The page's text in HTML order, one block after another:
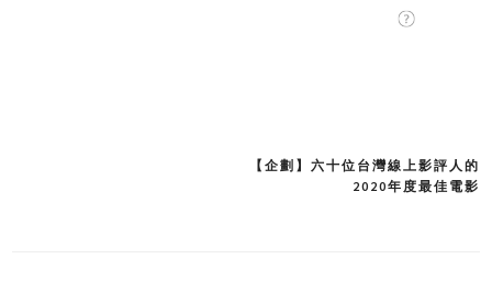
【企劃】六十位台灣線上影評人的
2020年度最佳電影